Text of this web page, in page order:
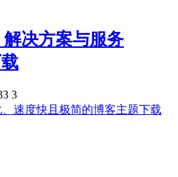
解决方案与服务
3